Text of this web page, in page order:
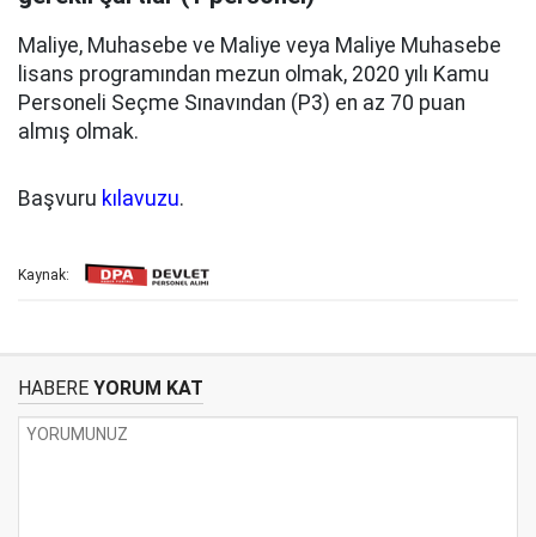
Maliye, Muhasebe ve Maliye veya Maliye Muhasebe
lisans programından mezun olmak, 2020 yılı Kamu
Personeli Seçme Sınavından (P3) en az 70 puan
almış olmak.
Başvuru kılavuzu.
Kaynak:
HABERE YORUM KAT